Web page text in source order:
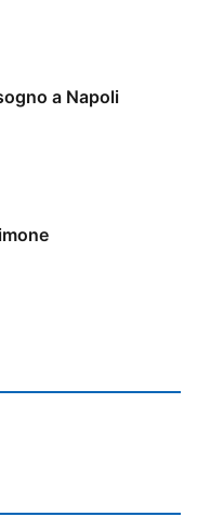
a Napoli